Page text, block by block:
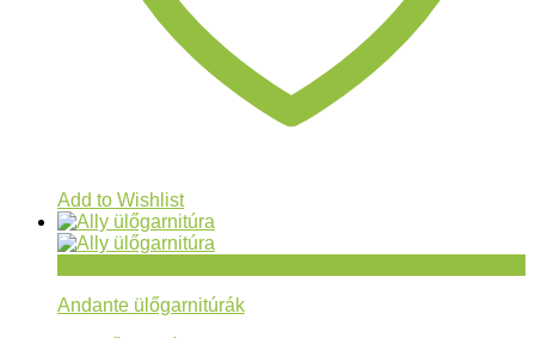
Add to Wishlist
Andante ülőgarnitúrák